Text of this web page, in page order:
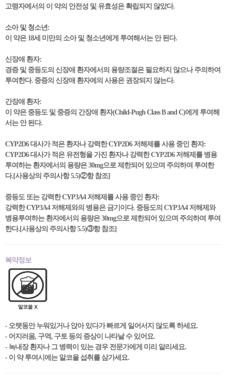
고령자에서의 이 약의 안전성 및 유효성은 확립되지 않았다.
소아 및 청소년:
이 약은 18세 미만의 소아 및 청소년에게 투여해서는 안 된다.
신장애 환자:
경증 및 중등도의 신장애 환자에서의 용량조절은 필요하지 않으나 주의하여
투여한다. 중증의 신장애 환자에의 사용은 권장되지 않는다.
간장애 환자:
이 약은 중등도 및 중증의 간장애 환자(Child-Pugh Class B and C)에게 투여해
서는 안 된다.
CYP2D6 대사가 적은 환자나 강력한 CYP2D6 저해제를 사용 중인 환자:
CYP2D6 대사가 적은 유전형을 가진 환자나 강력한 CYP2D6 저해제를 병용
투여하는 환자에서의 용량은 30mg으로 제한되어 있으며 주의하여 투여한
다.[사용상의 주의사항 5.5)②항 참조]
중등도 또는 강력한 CYP3A4 저해제를 사용 중인 환자:
강력한 CYP3A4 저해제와의 병용은 금기이다. 중등도의 CYP3A4 저해제와
병용투여하는 환자에서의 용량은 30mg으로 제한되어 있으며 주의하여 투여
한다.[사용상의 주의사항 5.5)③항 참조]
복약정보
- 오랫동안 누워있거나 앉아 있다가 빠르게 일어서지 않도록 하세요.
- 어지러움, 구역, 구토 등의 증상이 나타날 수 있어요.
- 녹내장 환자나 그 병력이 있는 경우 전문가에게 미리 알리세요.
- 이 약 투여시에는 알코올 섭취를 삼가세요.